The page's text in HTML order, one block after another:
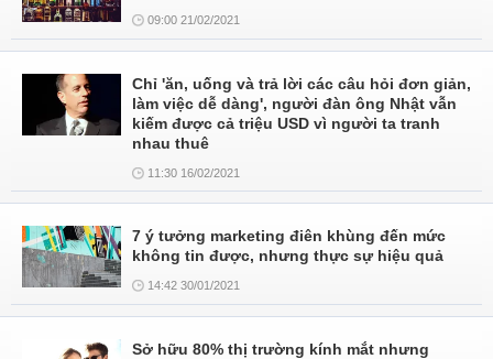
09:00 21/02/2021
Chỉ 'ăn, uống và trả lời các câu hỏi đơn giản,
làm việc dễ dàng', người đàn ông Nhật vẫn
kiếm được cả triệu USD vì người ta tranh
nhau thuê
11:30 16/02/2021
7 ý tưởng marketing điên khùng đến mức
không tin được, nhưng thực sự hiệu quả
14:42 30/01/2021
Sở hữu 80% thị trường kính mắt nhưng